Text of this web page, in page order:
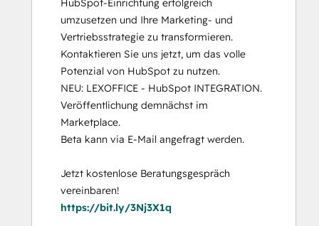
HubSpot-Einrichtung erfolgreich
umzusetzen und Ihre Marketing- und
Vertriebsstrategie zu transformieren.
Kontaktieren Sie uns jetzt, um das volle
Potenzial von HubSpot zu nutzen.
NEU: LEXOFFICE - HubSpot INTEGRATION.
Veröffentlichung demnächst im
Marketplace.
Beta kann via E-Mail angefragt werden.
Jetzt kostenlose Beratungsgespräch
https://bit.ly/3Nj3X1q